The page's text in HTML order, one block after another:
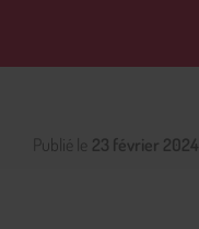
Publié le 23 février 2024